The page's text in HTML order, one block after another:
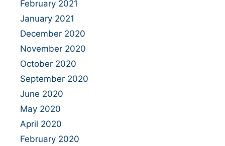
February 2021
January 2021
December 2020
November 2020
October 2020
September 2020
June 2020
May 2020
April 2020
February 2020